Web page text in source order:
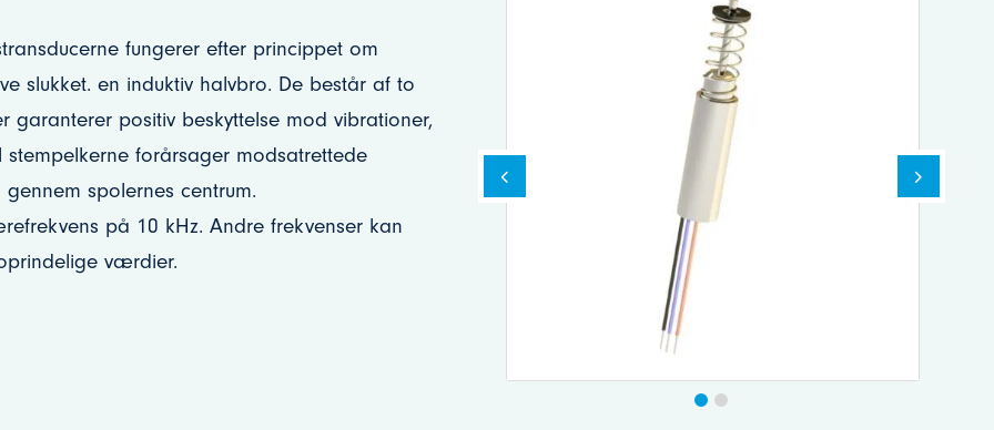
fungerer efter princippet om
slukket. en induktiv halvbro. De består af to
positiv beskyttelse mod vibrationer,
forårsager modsatrettede
spolernes centrum.
på 10 kHz. Andre frekvenser kan
værdier.